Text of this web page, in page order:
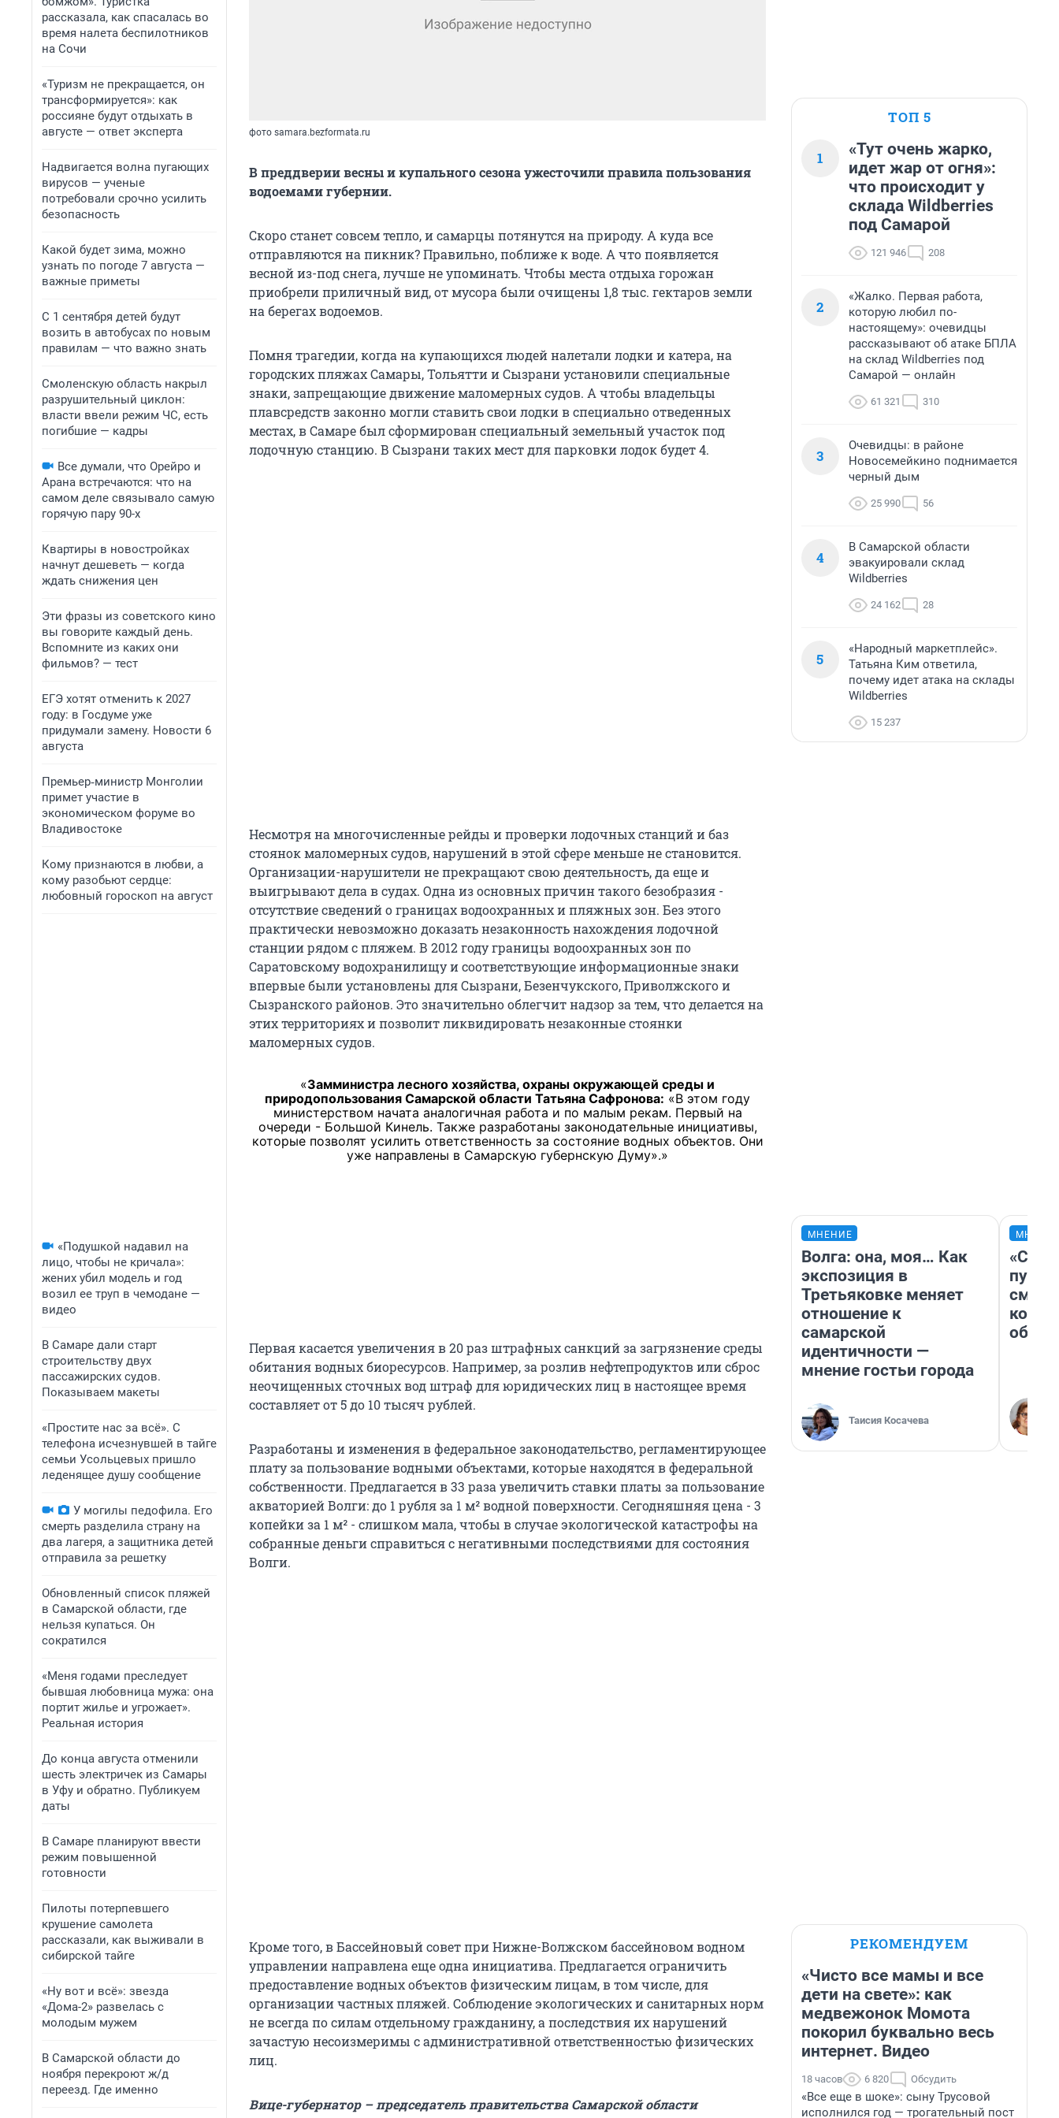
рассказала, как спасалась во
время налета беспилотников
на Сочи
«Туризм не прекращается, он
трансформируется»: как
россияне будут отдыхать в
августе — ответ эксперта
Надвигается волна пугающих
вирусов — ученые
потребовали срочно усилить
безопасность
Какой будет зима, можно
узнать по погоде 7 августа —
важные приметы
С 1 сентября детей будут
возить в автобусах по новым
правилам — что важно знать
Смоленскую область накрыл
разрушительный циклон:
власти ввели режим ЧС, есть
погибшие — кадры
Все думали, что Орейро и
Арана встречаются: что на
самом деле связывало самую
горячую пару 90-х
Квартиры в новостройках
начнут дешеветь — когда
ждать снижения цен
Эти фразы из советского кино
вы говорите каждый день.
Вспомните из каких они
фильмов? — тест
ЕГЭ хотят отменить к 2027
году: в Госдуме уже
придумали замену. Новости 6
августа
Премьер‑министр Монголии
примет участие в
экономическом форуме во
Владивостоке
Кому признаются в любви, а
кому разобьют сердце:
любовный гороскоп на август
«Подушкой надавил на
лицо, чтобы не кричала»:
жених убил модель и год
возил ее труп в чемодане —
видео
В Самаре дали старт
строительству двух
пассажирских судов.
Показываем макеты
«Простите нас за всё». С
телефона исчезнувшей в тайге
семьи Усольцевых пришло
леденящее душу сообщение
У могилы педофила. Его
смерть разделила страну на
два лагеря, а защитника детей
отправила за решетку
Обновленный список пляжей
в Самарской области, где
нельзя купаться. Он
сократился
«Меня годами преследует
бывшая любовница мужа: она
портит жилье и угрожает».
Реальная история
До конца августа отменили
шесть электричек из Самары
в Уфу и обратно. Публикуем
даты
В Самаре планируют ввести
режим повышенной
готовности
Пилоты потерпевшего
крушение самолета
рассказали, как выживали в
сибирской тайге
«Ну вот и всё»: звезда
«Дома-2» развелась с
молодым мужем
В Самарской области до
ноября перекроют ж/д
переезд. Где именно
фото samara.bezformata.ru
В преддверии весны и купального сезона ужесточили правила пользования
водоемами губернии.
Скоро станет совсем тепло, и самарцы потянутся на природу. А куда все
отправляются на пикник? Правильно, поближе к воде. А что появляется
весной из-под снега, лучше не упоминать. Чтобы места отдыха горожан
приобрели приличный вид, от мусора были очищены 1,8 тыс. гектаров земли
на берегах водоемов.
Помня трагедии, когда на купающихся людей налетали лодки и катера, на
городских пляжах Самары, Тольятти и Сызрани установили специальные
знаки, запрещающие движение маломерных судов. А чтобы владельцы
плавсредств законно могли ставить свои лодки в специально отведенных
местах, в Самаре был сформирован специальный земельный участок под
лодочную станцию. В Сызрани таких мест для парковки лодок будет 4.
Несмотря на многочисленные рейды и проверки лодочных станций и баз
стоянок маломерных судов, нарушений в этой сфере меньше не становится.
Организации-нарушители не прекращают свою деятельность, да еще и
выигрывают дела в судах. Одна из основных причин такого безобразия -
отсутствие сведений о границах водоохранных и пляжных зон. Без этого
практически невозможно доказать незаконность нахождения лодочной
станции рядом с пляжем. В 2012 году границы водоохранных зон по
Саратовскому водохранилищу и соответствующие информационные знаки
впервые были установлены для Сызрани, Безенчукского, Приволжского и
Сызранского районов. Это значительно облегчит надзор за тем, что делается на
этих территориях и позволит ликвидировать незаконные стоянки
маломерных судов.
Замминистра лесного хозяйства, охраны окружающей среды и
природопользования Самарской области Татьяна Сафронова: «В этом году
министерством начата аналогичная работа и по малым рекам. Первый на
очереди - Большой Кинель. Также разработаны законодательные инициативы,
которые позволят усилить ответственность за состояние водных объектов. Они
уже направлены в Самарскую губернскую Думу».
Первая касается увеличения в 20 раз штрафных санкций за загрязнение среды
обитания водных биоресурсов. Например, за розлив нефтепродуктов или сброс
неочищенных сточных вод штраф для юридических лиц в настоящее время
составляет от 5 до 10 тысяч рублей.
Разработаны и изменения в федеральное законодательство, регламентирующее
плату за пользование водными объектами, которые находятся в федеральной
собственности. Предлагается в 33 раза увеличить ставки платы за пользование
акваторией Волги: до 1 рубля за 1 м² водной поверхности. Сегодняшняя цена - 3
копейки за 1 м² - слишком мала, чтобы в случае экологической катастрофы на
собранные деньги справиться с негативными последствиями для состояния
Волги.
Кроме того, в Бассейновый совет при Нижне-Волжском бассейновом водном
управлении направлена еще одна инициатива. Предлагается ограничить
предоставление водных объектов физическим лицам, в том числе, для
организации частных пляжей. Соблюдение экологических и санитарных норм
не всегда по силам отдельному гражданину, а последствия их нарушений
зачастую несоизмеримы с административной ответственностью физических
лиц.
Вице-губернатор – председатель правительства Самарской области
ТОП 5
1
«Тут очень жарко,
идет жар от огня»:
что происходит у
склада Wildberries
под Самарой
121 946 208
2
«Жалко. Первая работа,
которую любил по-
настоящему»: очевидцы
рассказывают об атаке БПЛА
на склад Wildberries под
Самарой — онлайн
61 321 310
3
Очевидцы: в районе
Новосемейкино поднимается
черный дым
25 990 56
4
В Самарской области
эвакуировали склад
Wildberries
24 162 28
5
«Народный маркетплейс».
Татьяна Ким ответила,
почему идет атака на склады
Wildberries
15 237
МНЕНИЕ
Волга: она, моя… Как
экспозиция в
Третьяковке меняет
отношение к
самарской
идентичности —
мнение гостьи города
Таисия Косачева
РЕКОМЕНДУЕМ
«Чисто все мамы и все
дети на свете»: как
медвежонок Момота
покорил буквально весь
интернет. Видео
18 часов 6 820 Обсудить
«Все еще в шоке»: сыну Трусовой
исполнился год — трогательный пост